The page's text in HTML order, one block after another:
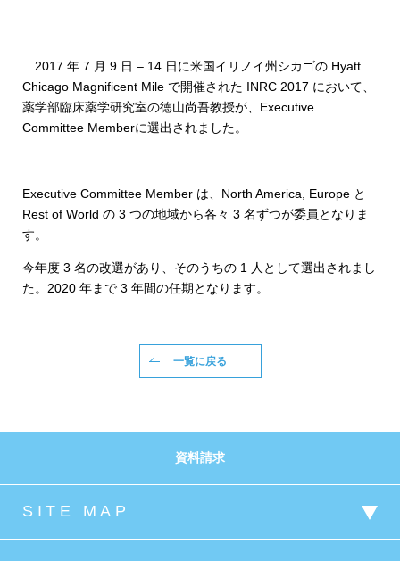
2017 年 7 月 9 日 – 14 日に米国イリノイ州シカゴの Hyatt
Chicago Magnificent Mile で開催された INRC 2017 において、
薬学部臨床薬学研究室の徳山尚吾教授が、Executive
Committee Memberに選出されました。
Executive Committee Member は、North America, Europe と
Rest of World の 3 つの地域から各々 3 名ずつが委員となりま
す。
今年度 3 名の改選があり、そのうちの 1 人として選出されまし
た。2020 年まで 3 年間の任期となります。
一覧に戻る
資料請求